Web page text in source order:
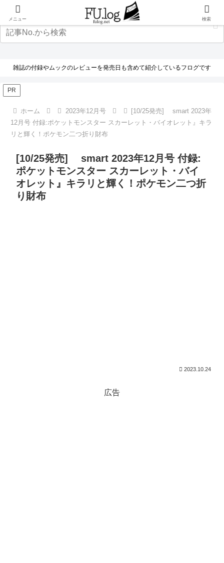
雑誌の付録やムックのレビューを発売日も含めて紹介しているフログです
PR
ホーム 2023年12月号
[10/25発売] smart 2023年
12月号 付録:ポケットモンスター スカーレット・バイオレット』キラ
リと輝く！ポケモン二つ折り財布
[10/25発売] smart 2023年12月号 付録:
ポケットモンスター スカーレット・バイ
オレット』キラリと輝く！ポケモン二つ折
り財布
2023.10.24
広告
メニュー 検索